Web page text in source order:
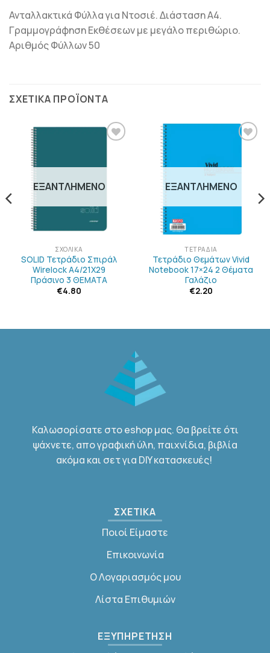
Ανταλλακτικά Φύλλα για Ντοσιέ. Διάσταση Α4.
Γραμμογράφηση Εκθέσεων με μεγάλο περιθώριο.
Αριθμός Φύλλων 50
ΣΧΕΤΙΚΆ ΠΡΟΪΌΝΤΑ
ΛΊΣΤΑ
ΕΞΑΝΤΛΗΜΈΝΟ
ΣΧΟΛΙΚΆ
SOLID Τετράδιο Σπιράλ
Wirelock Α4/21Χ29
Πράσινο 3 ΘΕΜΑΤΑ
€4.80
ΛΊΣΤΑ
ΕΠΙΘΥΜΙΏΝ
ΕΞΑΝΤΛΗΜΈΝΟ
ΤΕΤΡΆΔΙΑ
Τετράδιο Θεμάτων Vivid
Notebook 17×24 2 Θέματα
Γαλάζιο
€2.20
Καλωσορίσατε στο eshop μας. Θα βρείτε ότι
ψάχνετε, απο γραφική ύλη, παιχνίδια, βιβλία
ακόμα και σετ για DIY κατασκευές!
ΣΧΕΤΙΚΑ
Ποιοί Είμαστε
Επικοινωνία
Ο Λογαριασμός μου
Λίστα Επιθυμιών
ΕΞΥΠΗΡΕΤΗΣΗ